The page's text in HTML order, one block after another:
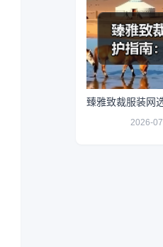
臻雅致裁服装网
2026-